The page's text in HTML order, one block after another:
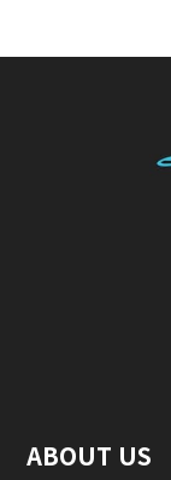
ABOUT US